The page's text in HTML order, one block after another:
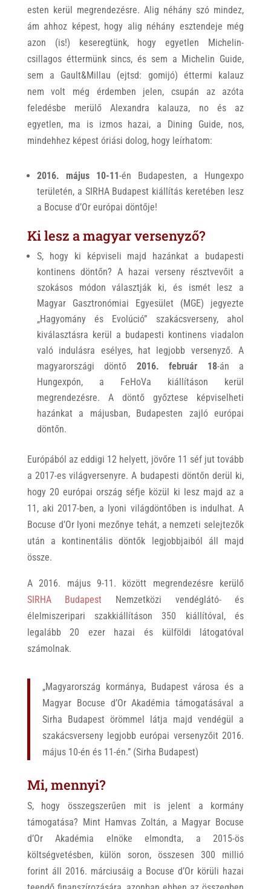
esten kerül megrendezésre. Alig néhány szó mindez,
ám ahhoz képest, hogy alig néhány esztendeje még
azon (is!) keseregtünk, hogy egyetlen Michelin-
csillagos éttermünk sincs, és sem a Michelin Guide,
sem a Gault&Millau (ejtsd: gomijó) éttermi kalauz
nem volt még érdemben jelen, csupán az azóta
feledésbe merülő Alexandra kalauza, no és az
egyetlen, ma is izmos hazai, a Dining Guide, nos,
mindehhez képest óriási dolog, hogy leírhatom:
2016. május 10-11-én Budapesten, a Hungexpo
területén, a SIRHA Budapest kiállítás keretében lesz
a Bocuse d’Or európai döntője!
Ki lesz a magyar versenyző?
S, hogy ki képviseli majd hazánkat a budapesti
kontinens döntőn? A hazai verseny résztvevőit a
szokásos módon választják ki, és ismét lesz a
Magyar Gasztronómiai Egyesület (MGE) jegyezte
„Hagyomány és Evolúció” szakácsverseny, ahol
kiválasztásra kerül a budapesti kontinens viadalon
való indulásra esélyes, hat legjobb versenyző. A
magyarországi döntő 2016. február 18-án a
Hungexpón, a FeHoVa kiállításon kerül
megrendezésre. A döntő győztese képviselheti
hazánkat a májusban, Budapesten zajló európai
döntőn.
Európából az eddigi 12 helyett, jövőre 11 séf jut tovább
a 2017-es világversenyre. A budapesti döntőn derül ki,
hogy 20 európai ország séfje közül ki lesz majd az a
11, aki 2017­-ben, a lyoni világdöntőben is indulhat. A
Bocuse d’Or lyoni mezőnye tehát, a nemzeti selejtezők
után a kontinentális döntők legjobbjaiból áll majd
össze.
A 2016. május 9-11. között megrendezésre kerülő
SIRHA Budapest Nemzetközi vendéglátó­- és
élelmiszer­ipari szakkiállításon 350 kiállítóval, és
legalább 20 ezer hazai és külföldi látogatóval
számolnak.
„Magyarország kormánya, Budapest városa és a
Magyar Bocuse d’Or Akadémia támogatásával a
Sirha Budapest örömmel látja majd vendégül a
szakácsverseny legjobb európai versenyzőit 2016.
május 10-én és 11-én.” (Sirha Budapest)
Mi, mennyi?
S, hogy összegszerűen mit is jelent a kormány
támogatása? Mint Hamvas Zoltán, a Magyar Bocuse
d’Or Akadémia elnöke elmondta, a 2015-ös
költségvetésben, külön soron, összesen 300 millió
forint áll 2016. márciusáig a Bocuse d’Or körüli hazai